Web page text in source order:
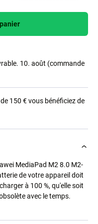
10. août (commande
150 € vous bénéficiez de
MediaPad M2 8.0 M2-
de votre appareil doit
à 100 %, qu'elle soit
avec le temps.